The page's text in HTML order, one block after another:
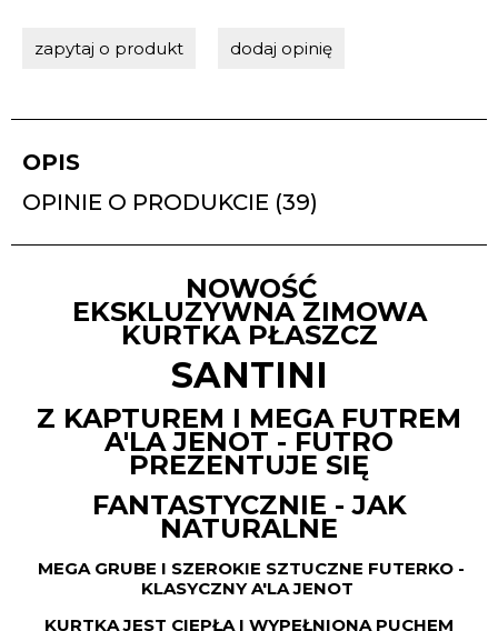
zapytaj o produkt dodaj opinię
OPIS
OPINIE O PRODUKCIE (39)
NOWOŚĆ
EKSKLUZYWNA ZIMOWA
KURTKA PŁASZCZ
SANTINI
Z KAPTUREM I MEGA FUTREM
A'LA JENOT - FUTRO
PREZENTUJE SIĘ
FANTASTYCZNIE - JAK
NATURALNE
MEGA GRUBE I SZEROKIE SZTUCZNE FUTERKO -
KLASYCZNY A'LA JENOT
KURTKA JEST CIEPŁA I WYPEŁNIONA PUCHEM